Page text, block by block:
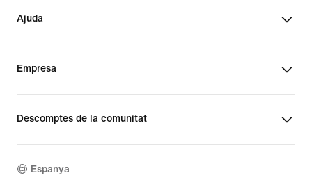
Ajuda
Empresa
Descomptes de la comunitat
Espanya